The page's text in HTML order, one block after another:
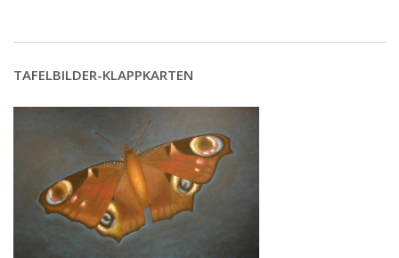
TAFELBILDER-KLAPPKARTEN